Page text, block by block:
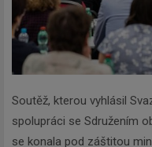
Soutěž, kterou vyhlásil
spolupráci se Sdružením
se konala pod záštitou